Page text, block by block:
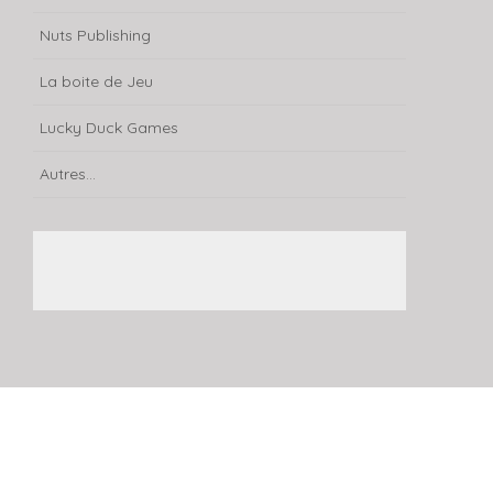
Nuts Publishing
La boite de Jeu
Lucky Duck Games
Autres...